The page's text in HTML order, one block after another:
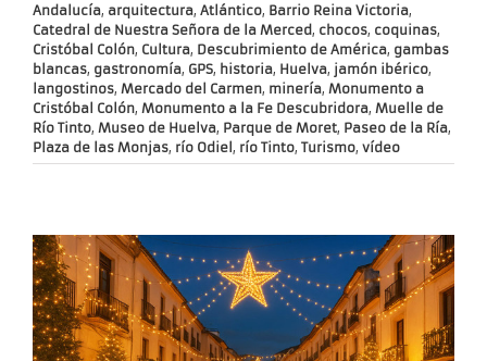
Andalucía, arquitectura, Atlántico, Barrio Reina Victoria,
Catedral de Nuestra Señora de la Merced , chocos, coquinas,
Cristóbal Colón, Cultura, Descubrimiento de América, gambas
blancas, gastronomía, GPS, historia, Huelva, jamón ibérico,
langostinos, Mercado del Carmen, minería, Monumento a
Cristóbal Colón, Monumento a la Fe Descubridora, Muelle de
Río Tinto, Museo de Huelva, Parque de Moret, Paseo de la Ría,
Plaza de las Monjas, río Odiel , río Tinto, Turismo, vídeo